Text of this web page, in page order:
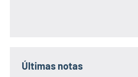
Últimas notas